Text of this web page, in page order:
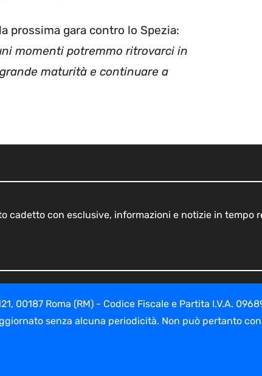
prossima gara contro lo Spezia:
momenti potremmo ritrovarci in
maturità e continuare a
cadetto con esclusive, informazioni e notizie in tempo
00187 Roma (RM) - Codice Fiscale e Partita I.V.A.
senza alcuna periodicità. Non può pertanto